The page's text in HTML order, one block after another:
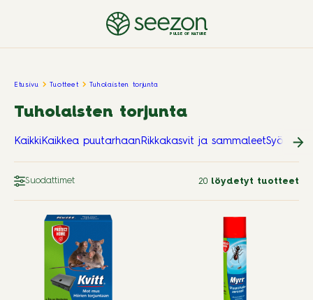
PULSE OF NATURE
Etusivu Tuotteet Tuholaisten torjunta
Tuholaisten torjunta
KaikkiKaikkea puutarhaanRikkakasvit ja sammaleetSyötävät
Suodattimet 20 löydetyt tuotteet